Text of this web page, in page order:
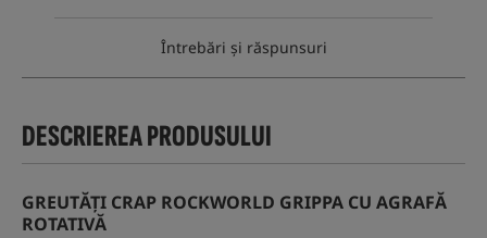
Întrebări și răspunsuri
DESCRIEREA PRODUSULUI
GREUTĂȚI CRAP ROCKWORLD GRIPPA CU AGRAFĂ
ROTATIVĂ